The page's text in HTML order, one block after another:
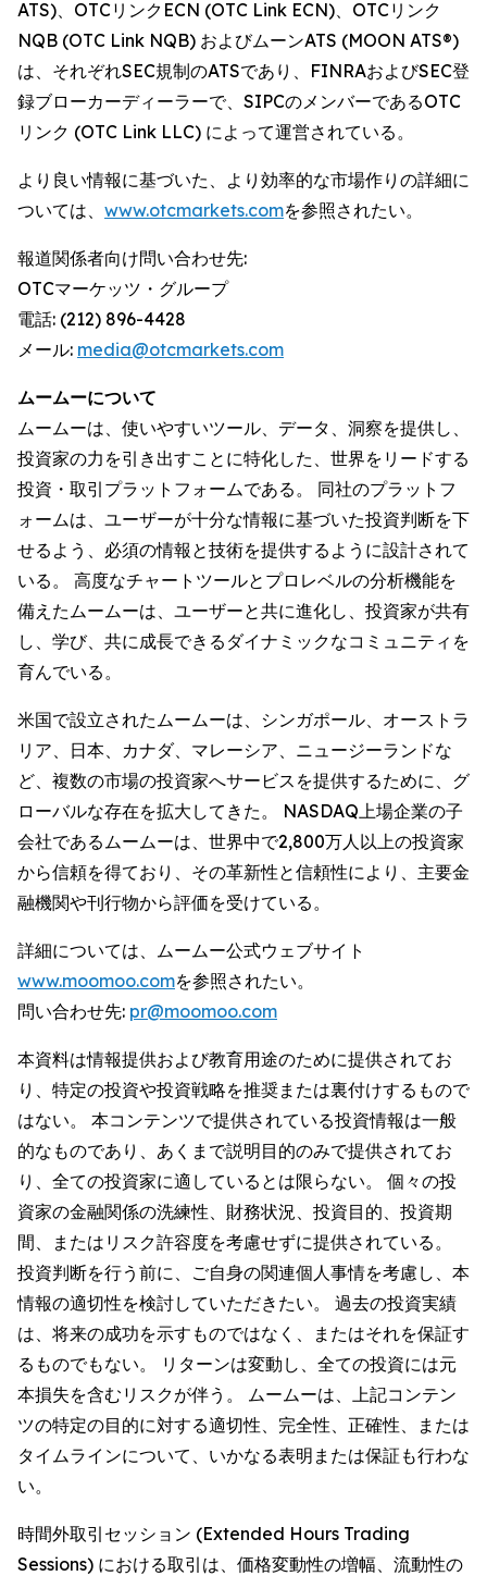
ATS)、OTCリンクECN (OTC Link ECN)、OTCリンク
NQB (OTC Link NQB) およびムーンATS (MOON ATS®)
は、それぞれSEC規制のATSであり、FINRAおよびSEC登
録ブローカーディーラーで、SIPCのメンバーであるOTC
リンク (OTC Link LLC) によって運営されている。
より良い情報に基づいた、より効率的な市場作りの詳細に
ついては、 www.otcmarkets.comを参照されたい。
報道関係者向け問い合わせ先:
OTCマーケッツ・グループ
電話: (212) 896-4428
メール: media@otcmarkets.com
ムームーについて
ムームーは、使いやすいツール、データ、洞察を提供し、
投資家の力を引き出すことに特化した、世界をリードする
投資・取引プラットフォームである。 同社のプラットフ
ォームは、ユーザーが十分な情報に基づいた投資判断を下
せるよう、必須の情報と技術を提供するように設計されて
いる。 高度なチャートツールとプロレベルの分析機能を
備えたムームーは、ユーザーと共に進化し、投資家が共有
し、学び、共に成長できるダイナミックなコミュニティを
育んでいる。
米国で設立されたムームーは、シンガポール、オーストラ
リア、日本、カナダ、マレーシア、ニュージーランドな
ど、複数の市場の投資家へサービスを提供するために、グ
ローバルな存在を拡大してきた。 NASDAQ上場企業の子
会社であるムームーは、世界中で2,800万人以上の投資家
から信頼を得ており、その革新性と信頼性により、主要金
融機関や刊行物から評価を受けている。
詳細については、ムームー公式ウェブサイト
www.moomoo.comを参照されたい。
問い合わせ先: pr@moomoo.com
本資料は情報提供および教育用途のために提供されてお
り、特定の投資や投資戦略を推奨または裏付けするもので
はない。 本コンテンツで提供されている投資情報は一般
的なものであり、あくまで説明目的のみで提供されてお
り、全ての投資家に適しているとは限らない。 個々の投
資家の金融関係の洗練性、財務状況、投資目的、投資期
間、またはリスク許容度を考慮せずに提供されている。
投資判断を行う前に、ご自身の関連個人事情を考慮し、本
情報の適切性を検討していただきたい。 過去の投資実績
は、将来の成功を示すものではなく、またはそれを保証す
るものでもない。 リターンは変動し、全ての投資には元
本損失を含むリスクが伴う。 ムームーは、上記コンテン
ツの特定の目的に対する適切性、完全性、正確性、または
タイムラインについて、いかなる表明または保証も行わな
い。
時間外取引セッション (Extended Hours Trading
Sessions) における取引は、価格変動性の増幅、流動性の